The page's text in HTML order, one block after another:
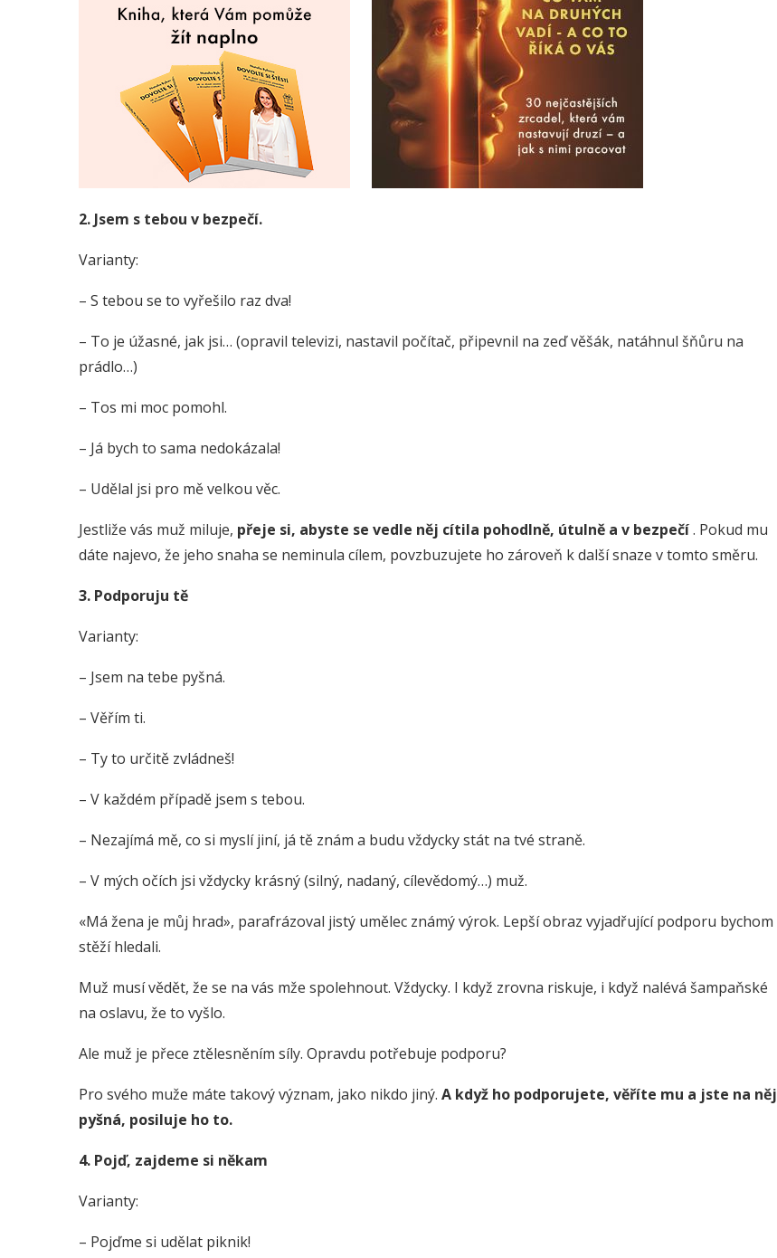
2. Jsem s tebou v bezpečí.
Varianty:
– S tebou se to vyřešilo raz dva!
– To je úžasné, jak jsi… (opravil televizi, nastavil počítač, připevnil na zeď věšák, natáhnul šňůru na
prádlo…)
– Tos mi moc pomohl.
– Já bych to sama nedokázala!
– Udělal jsi pro mě velkou věc.
Jestliže vás muž miluje, přeje si, abyste se vedle něj cítila pohodlně, útulně a v bezpečí. Pokud mu
dáte najevo, že jeho snaha se neminula cílem, povzbuzujete ho zároveň k další snaze v tomto směru.
3. Podporuju tě
Varianty:
– Jsem na tebe pyšná.
– Věřím ti.
– Ty to určitě zvládneš!
– V každém případě jsem s tebou.
– Nezajímá mě, co si myslí jiní, já tě znám a budu vždycky stát na tvé straně.
– V mých očích jsi vždycky krásný (silný, nadaný, cílevědomý…) muž.
«Má žena je můj hrad», parafrázoval jistý umělec známý výrok. Lepší obraz vyjadřující podporu bychom
stěží hledali.
Muž musí vědět, že se na vás mže spolehnout. Vždycky. I když zrovna riskuje, i když nalévá šampaňské
na oslavu, že to vyšlo.
Ale muž je přece ztělesněním síly. Opravdu potřebuje podporu?
Pro svého muže máte takový význam, jako nikdo jiný. A když ho podporujete, věříte mu a jste na něj
pyšná, posiluje ho to.
4. Pojď, zajdeme si někam
Varianty:
– Pojďme si udělat piknik!